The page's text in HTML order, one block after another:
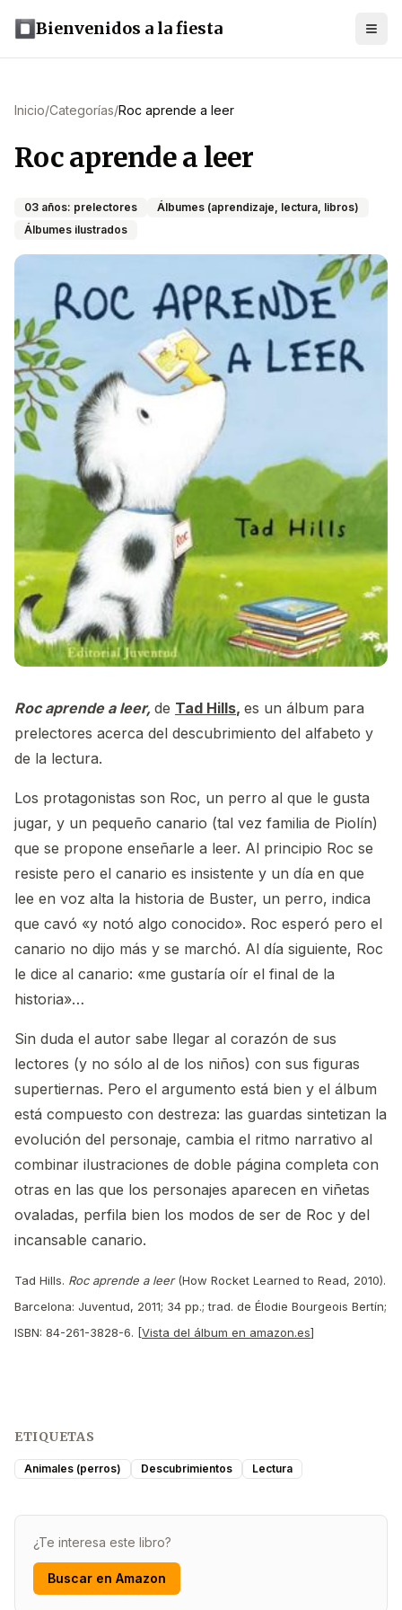
Bienvenidos a la fiesta
Inicio/Categorías/Roc aprende a leer
Roc aprende a leer
03 años: prelectores
Álbumes (aprendizaje, lectura, libros)
Álbumes ilustrados
Roc aprende a leer, de Tad Hills, es un álbum para
prelectores acerca del descubrimiento del alfabeto y
de la lectura.
Los protagonistas son Roc, un perro al que le gusta
jugar, y un pequeño canario (tal vez familia de Piolín)
que se propone enseñarle a leer. Al principio Roc se
resiste pero el canario es insistente y un día en que
lee en voz alta la historia de Buster, un perro, indica
que cavó «y notó algo conocido». Roc esperó pero el
canario no dijo más y se marchó. Al día siguiente, Roc
le dice al canario: «me gustaría oír el final de la
historia»…
Sin duda el autor sabe llegar al corazón de sus
lectores (y no sólo al de los niños) con sus figuras
supertiernas. Pero el argumento está bien y el álbum
está compuesto con destreza: las guardas sintetizan la
evolución del personaje, cambia el ritmo narrativo al
combinar ilustraciones de doble página completa con
otras en las que los personajes aparecen en viñetas
ovaladas, perfila bien los modos de ser de Roc y del
incansable canario.
Tad Hills. Roc aprende a leer(How Rocket Learned to Read, 2010).
Barcelona: Juventud, 2011; 34 pp.; trad. de Élodie Bourgeois Bertín;
ISBN: 84-261-3828-6. [Vista del álbum en amazon.es]
ETIQUETAS
Animales (perros) Descubrimientos Lectura
¿Te interesa este libro?
Buscar en Amazon